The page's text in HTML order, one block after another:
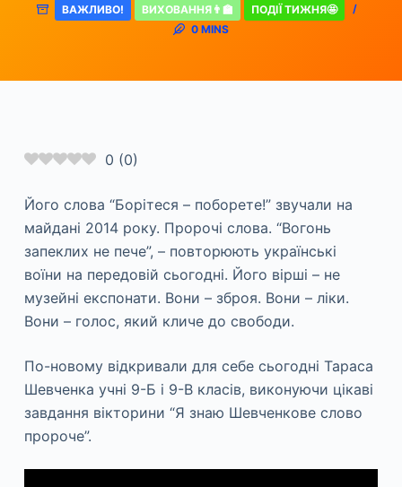
ВАЖЛИВО!
ВИХОВАННЯ👨‍🏫
ПОДІЇ ТИЖНЯ🤩
0 MINS
0 (0)
Його слова “Борітеся – поборете!” звучали на
майдані 2014 року. Пророчі слова. “Вогонь
запеклих не пече”, – повторюють українські
воїни на передовій сьогодні. Його вірші – не
музейні експонати. Вони – зброя. Вони – ліки.
Вони – голос, який кличе до свободи.
По-новому відкривали для себе сьогодні Тараса
Шевченка учні 9-Б і 9-В класів, виконуючи цікаві
завдання вікторини “Я знаю Шевченкове слово
пророче”.